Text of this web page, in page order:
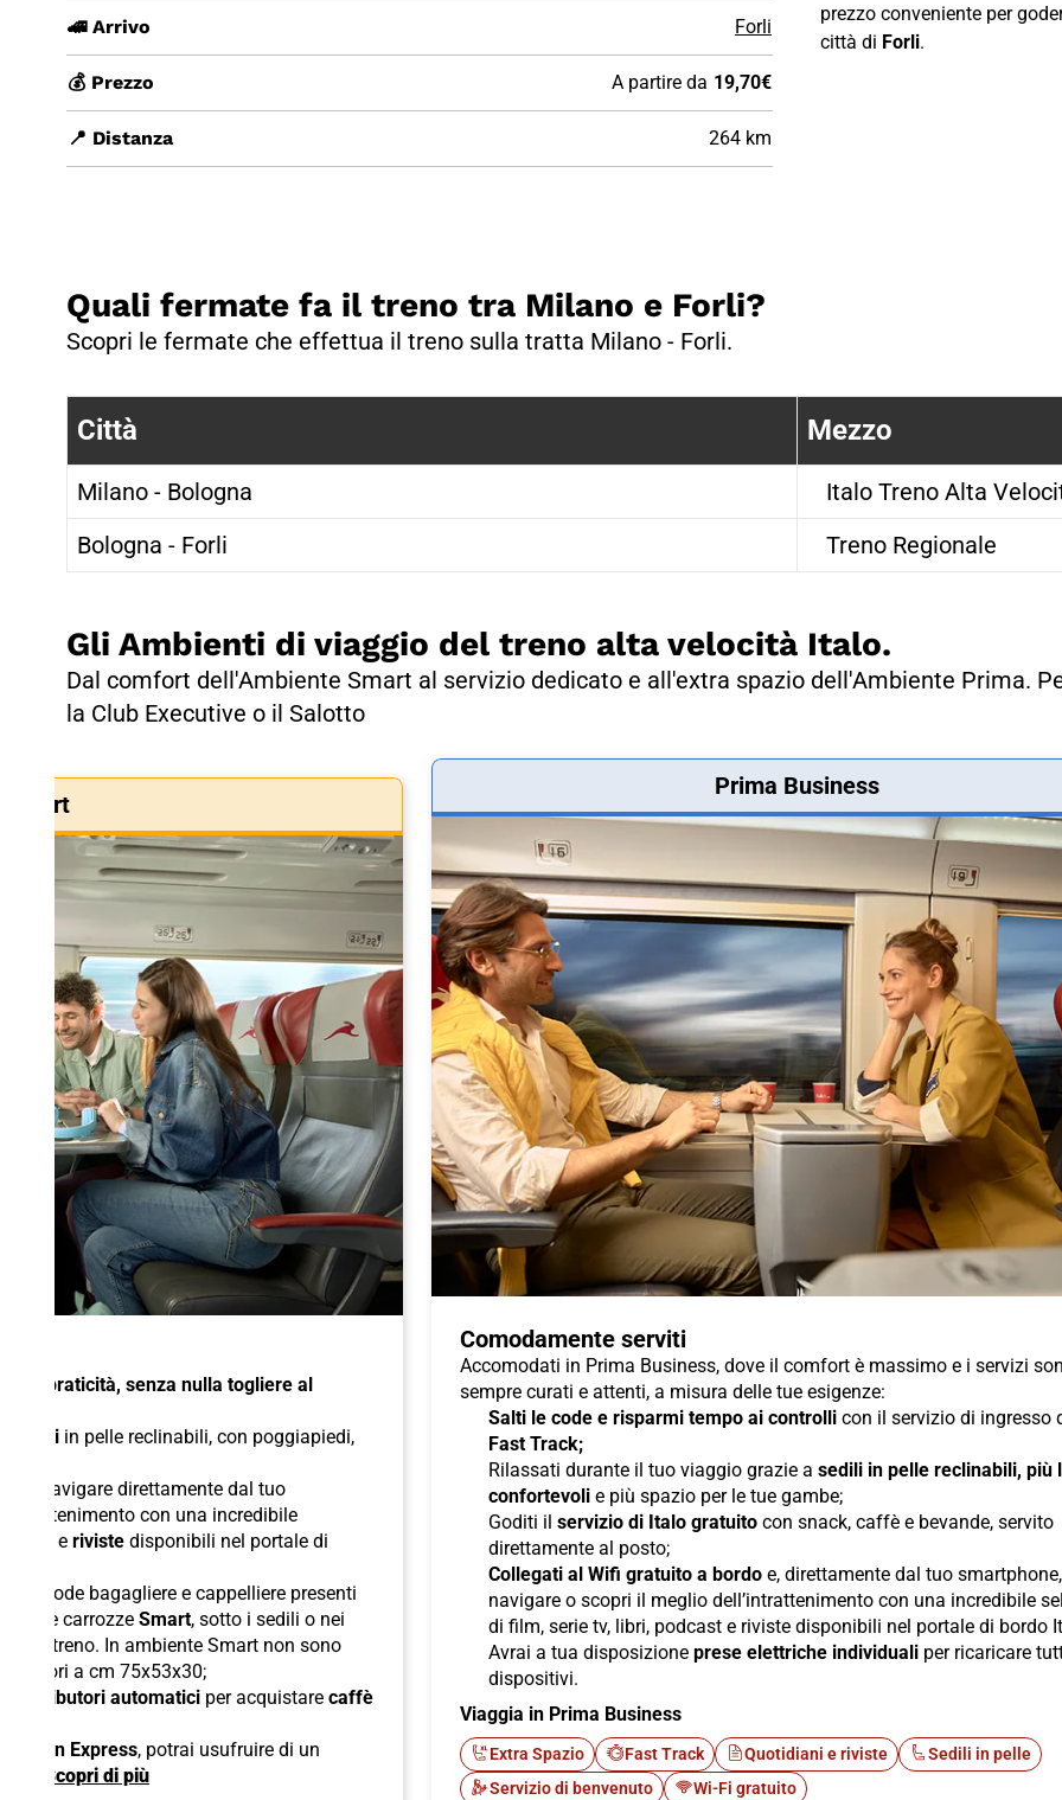
🚄 Arrivo Forli
💰 Prezzo A partire da 19,70€
📍 Distanza 264 km
prezzo conveniente per
città di Forli.
Quali fermate fa il treno tra Milano e Forli?
Scopri le fermate che effettua il treno sulla tratta Milano - Forli.
Città Mezzo
Milano - Bologna
Italo Treno Alta
Bologna - Forli
Treno Regionale
Gli Ambienti di viaggio del treno alta velocità Italo.
Dal comfort dell'Ambiente Smart al servizio dedicato e all'extra spazio dell'Ambiente Prima.
la Club Executive o il Salotto
Smart
e praticità, senza nulla togliere al
sedili in pelle reclinabili, con poggiapiedi,
per navigare direttamente dal tuo
con una incredibile
e riviste disponibili nel portale di
comode bagagliere e cappelliere presenti
nelle carrozze Smart, sotto i sedili o nei
del treno. In ambiente Smart non sono
a cm 75x53x30;
distributori automatici per acquistare caffè
Express, potrai usufruire di un
Scopri di più
Prima Business
Comodamente serviti
Accomodati in Prima Business, dove il comfort è massimo e i servizi
sempre curati e attenti, a misura delle tue esigenze:
Salti le code e risparmi tempo ai controlli con il servizio di ingresso
Fast Track;
Rilassati durante il tuo viaggio grazie a sedili in pelle reclinabili, più
confortevoli e più spazio per le tue gambe;
Goditi il servizio di Italo gratuito con snack, caffè e bevande, servito
direttamente al posto;
Collegati al Wifi gratuito a bordo e, direttamente dal tuo
navigare o scopri il meglio dell’intrattenimento con una incredibile
di film, serie tv, libri, podcast e riviste disponibili nel portale di bordo
Avrai a tua disposizione prese elettriche individuali per ricaricare
dispositivi.
Viaggia in Prima Business
Extra Spazio Fast Track Quotidiani e riviste
Sedili in pelle
Servizio di benvenuto
Wi-Fi gratuito